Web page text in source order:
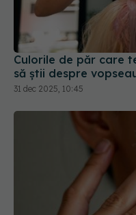
Culorile de păr care
să știi despre
31 dec 2025, 10:45